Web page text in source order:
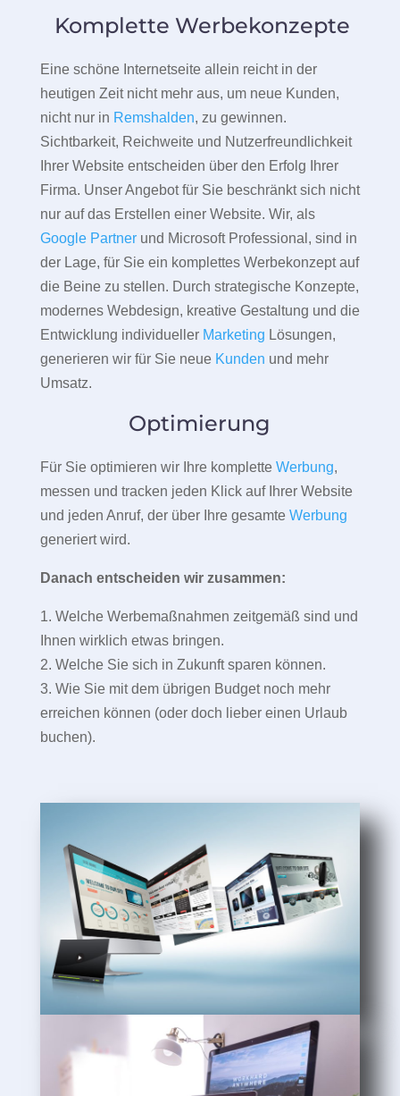
Komplette Werbekonzepte
Eine schöne Internetseite allein reicht in der
heutigen Zeit nicht mehr aus, um neue Kunden,
nicht nur in Remshalden, zu gewinnen.
Sichtbarkeit, Reichweite und Nutzerfreundlichkeit
Ihrer Website entscheiden über den Erfolg Ihrer
Firma. Unser Angebot für Sie beschränkt sich nicht
nur auf das Erstellen einer Website. Wir, als
Google Partnerund Microsoft Professional, sind in
der Lage, für Sie ein komplettes Werbekonzept auf
die Beine zu stellen. Durch strategische Konzepte,
modernes Webdesign, kreative Gestaltung und die
Entwicklung individueller Marketing Lösungen,
generieren wir für Sie neue Kunden und mehr
Umsatz.
Optimierung
Für Sie optimieren wir Ihre komplette Werbung,
messen und tracken jeden Klick auf Ihrer Website
und jeden Anruf, der über Ihre gesamte Werbung
generiert wird.
Danach entscheiden wir zusammen:
1. Welche Werbemaßnahmen zeitgemäß sind und
Ihnen wirklich etwas bringen.
2. Welche Sie sich in Zukunft sparen können.
3. Wie Sie mit dem übrigen Budget noch mehr
erreichen können (oder doch lieber einen Urlaub
buchen).